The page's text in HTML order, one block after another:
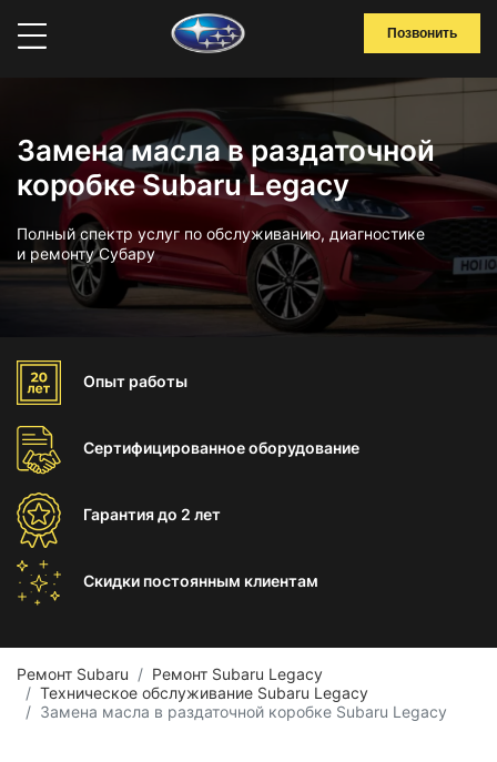
Позвонить
Замена масла в раздаточной
коробке Subaru Legacy
Полный спектр услуг по обслуживанию, диагностике
и ремонту Субару
Опыт работы
Сертифицированноеоборудование
Гарантиядо 2 лет
Скидки постоянным клиентам
Ремонт Subaru
Ремонт Subaru Legacy
Техническое обслуживание Subaru Legacy
Замена масла в раздаточной коробке Subaru Legacy